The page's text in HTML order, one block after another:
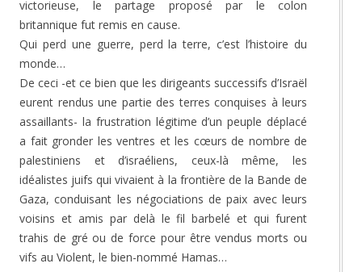
victorieuse, le partage proposé par le colon
britannique fut remis en cause.
Qui perd une guerre, perd la terre, c’est l’histoire du
monde…
De ceci -et ce bien que les dirigeants successifs d’Israël
eurent rendus une partie des terres conquises à leurs
assaillants- la frustration légitime d’un peuple déplacé
a fait gronder les ventres et les cœurs de nombre de
palestiniens et d’israéliens, ceux-là même, les
idéalistes juifs qui vivaient à la frontière de la Bande de
Gaza, conduisant les négociations de paix avec leurs
voisins et amis par delà le fil barbelé et qui furent
trahis de gré ou de force pour être vendus morts ou
vifs au Violent, le bien-nommé Hamas…